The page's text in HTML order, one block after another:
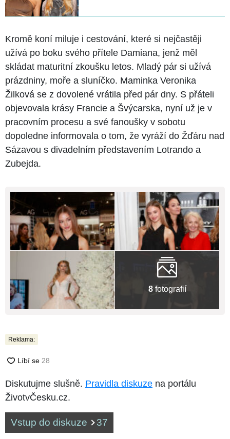
Kromě koní miluje i cestování, které si nejčastěji
užívá po boku svého přítele Damiana, jenž měl
skládat maturitní zkoušku letos. Mladý pár si užívá
prázdniny, moře a sluníčko. Maminka Veronika
Žilková se z dovolené vrátila před pár dny. S přáteli
objevovala krásy Francie a Švýcarska, nyní už je v
pracovním procesu a své fanoušky v sobotu
dopoledne informovala o tom, že vyráží do Žďáru nad
Sázavou s divadelním představením Lotrando a
Zubejda.
8fotografií
Reklama:
Diskutujme slušně. Pravidla diskuze na portálu
ŽivotvČesku.cz.
Vstup do diskuze 37